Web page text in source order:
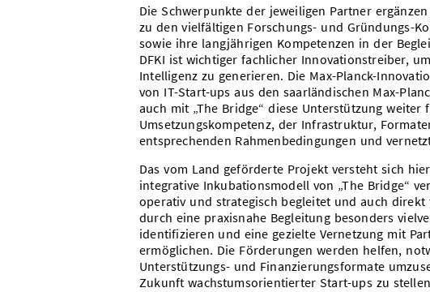
Die Schwerpunkte der jeweiligen Partner
zu den vielfältigen Forschungs- und Gründungs-
sowie ihre langjährigen Kompetenzen in der
DFKI ist wichtiger fachlicher Innovationstreiber,
Intelligenz zu generieren. Die Max-Planck-
von IT-Start-ups aus den saarländischen Max-
auch mit „The Bridge“ diese Unterstützung
Umsetzungskompetenz, der Infrastruktur,
entsprechenden Rahmenbedingungen und
Das vom Land geförderte Projekt versteht sich
integrative Inkubationsmodell von „The Bridge“
operativ und strategisch begleitet und auch
durch eine praxisnahe Begleitung besonders
identifizieren und eine gezielte Vernetzung mit
ermöglichen. Die Förderungen werden helfen,
Unterstützungs- und Finanzierungsformate
Zukunft wachstumsorientierter Start-ups zu